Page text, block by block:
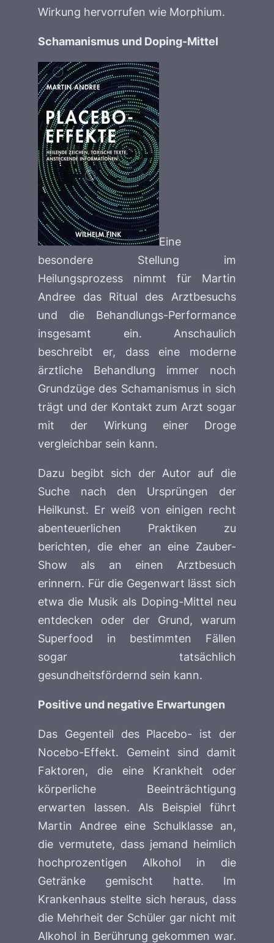
Wirkung hervorrufen wie Morphium.
Schamanismus und Doping-Mittel
Eine
besondere Stellung im
Heilungsprozess nimmt für Martin
Andree das Ritual des Arztbesuchs
und die Behandlungs-Performance
insgesamt ein. Anschaulich
beschreibt er, dass eine moderne
ärztliche Behandlung immer noch
Grundzüge des Schamanismus in sich
trägt und der Kontakt zum Arzt sogar
mit der Wirkung einer Droge
vergleichbar sein kann.
Dazu begibt sich der Autor auf die
Suche nach den Ursprüngen der
Heilkunst. Er weiß von einigen recht
abenteuerlichen Praktiken zu
berichten, die eher an eine Zauber-
Show als an einen Arztbesuch
erinnern. Für die Gegenwart lässt sich
etwa die Musik als Doping-Mittel neu
entdecken oder der Grund, warum
Superfood in bestimmten Fällen
sogar tatsächlich
gesundheitsfördernd sein kann.
Positive und negative Erwartungen
Das Gegenteil des Placebo- ist der
Nocebo-Effekt. Gemeint sind damit
Faktoren, die eine Krankheit oder
körperliche Beeinträchtigung
erwarten lassen. Als Beispiel führt
Martin Andree eine Schulklasse an,
die vermutete, dass jemand heimlich
hochprozentigen Alkohol in die
Getränke gemischt hatte. Im
Krankenhaus stellte sich heraus, dass
die Mehrheit der Schüler gar nicht mit
Alkohol in Berührung gekommen war.